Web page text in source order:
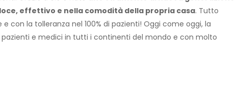
effettivo e nella comodità della propria casa. Tutto
la tolleranza nel 100% di pazienti! Oggi come oggi, la
e medici in tutti i continenti del mondo e con molto